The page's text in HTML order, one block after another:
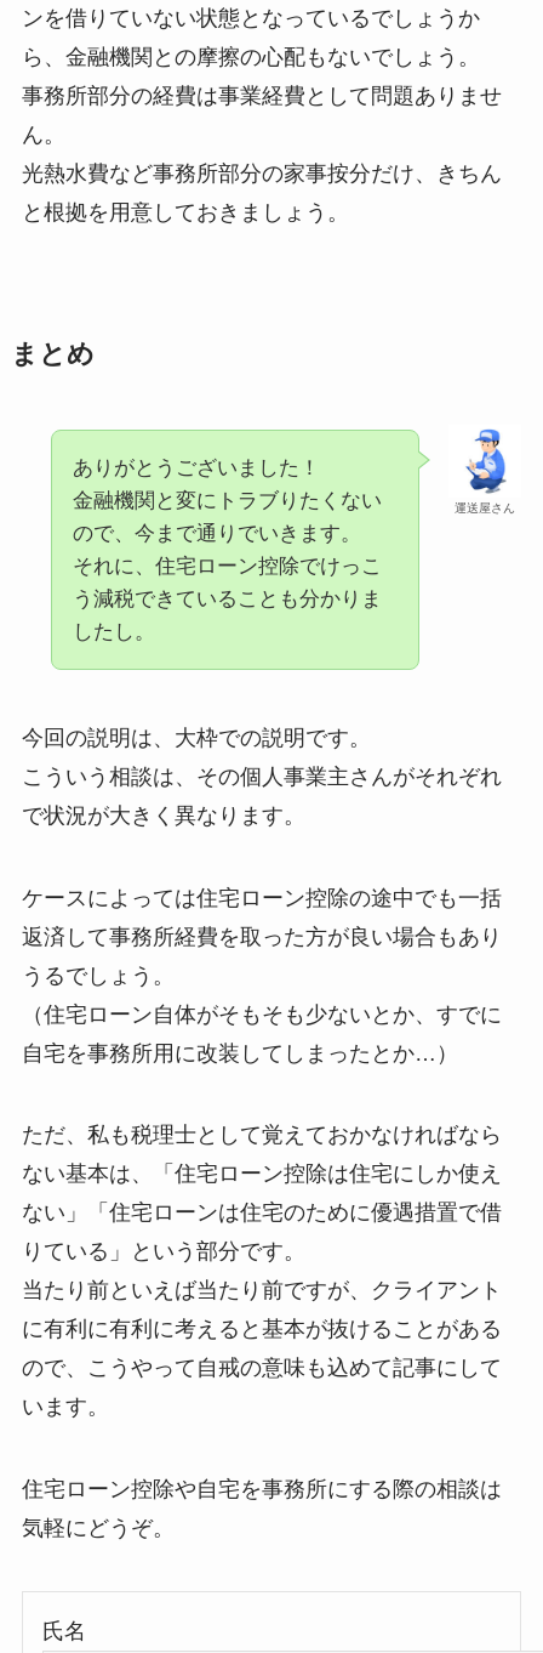
ンを借りていない状態となっているでしょうか
ら、金融機関との摩擦の心配もないでしょう。
事務所部分の経費は事業経費として問題ありませ
ん。
光熱水費など事務所部分の家事按分だけ、きちん
と根拠を用意しておきましょう。
まとめ
運送屋さん
ありがとうございました！
金融機関と変にトラブりたくない
ので、今まで通りでいきます。
それに、住宅ローン控除でけっこ
う減税できていることも分かりま
したし。
今回の説明は、大枠での説明です。
こういう相談は、その個人事業主さんがそれぞれ
で状況が大きく異なります。
ケースによっては住宅ローン控除の途中でも一括
返済して事務所経費を取った方が良い場合もあり
うるでしょう。
（住宅ローン自体がそもそも少ないとか、すでに
自宅を事務所用に改装してしまったとか…）
ただ、私も税理士として覚えておかなければなら
ない基本は、「住宅ローン控除は住宅にしか使え
ない」「住宅ローンは住宅のために優遇措置で借
りている」という部分です。
当たり前といえば当たり前ですが、クライアント
に有利に有利に考えると基本が抜けることがある
ので、こうやって自戒の意味も込めて記事にして
います。
住宅ローン控除や自宅を事務所にする際の相談は
気軽にどうぞ。
氏名